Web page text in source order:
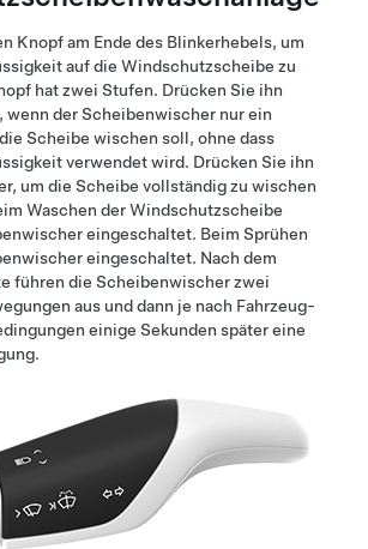
Knopf am Ende des Blinkerhebels, um
auf die Windschutzscheibe zu
hat zwei Stufen. Drücken Sie ihn
der Scheibenwischer nur ein
Scheibe wischen soll, ohne dass
verwendet wird. Drücken Sie ihn
um die Scheibe vollständig zu wischen
Waschen der Windschutzscheibe
eingeschaltet. Beim Sprühen
eingeschaltet. Nach dem
führen die Scheibenwischer zwei
aus und dann je nach Fahrzeug-
einige Sekunden später eine